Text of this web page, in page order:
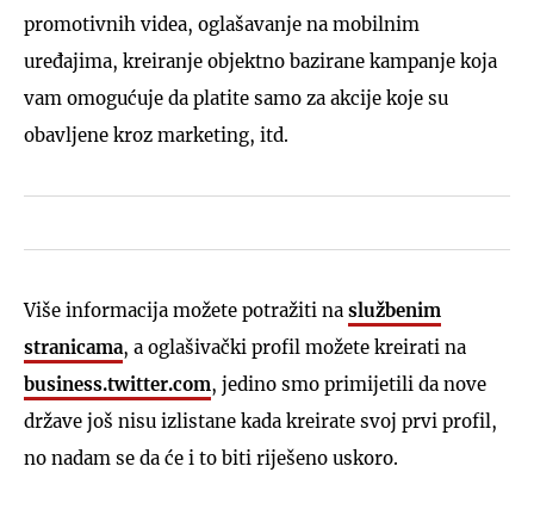
promotivnih videa, oglašavanje na mobilnim
uređajima, kreiranje objektno bazirane kampanje koja
vam omogućuje da platite samo za akcije koje su
obavljene kroz marketing, itd.
Više informacija možete potražiti na službenim
stranicama, a oglašivački profil možete kreirati na
business.twitter.com, jedino smo primijetili da nove
države još nisu izlistane kada kreirate svoj prvi profil,
no nadam se da će i to biti riješeno uskoro.